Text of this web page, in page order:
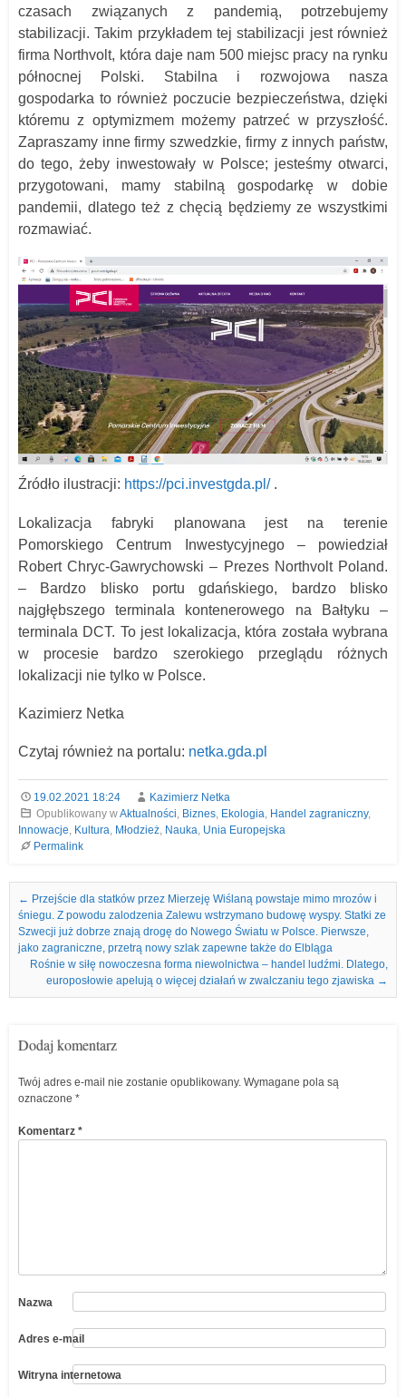
czasach związanych z pandemią, potrzebujemy
stabilizacji. Takim przykładem tej stabilizacji jest również
firma Northvolt, która daje nam 500 miejsc pracy na rynku
północnej Polski. Stabilna i rozwojowa nasza
gospodarka to również poczucie bezpieczeństwa, dzięki
któremu z optymizmem możemy patrzeć w przyszłość.
Zapraszamy inne firmy szwedzkie, firmy z innych państw,
do tego, żeby inwestowały w Polsce; jesteśmy otwarci,
przygotowani, mamy stabilną gospodarkę w dobie
pandemii, dlatego też z chęcią będziemy ze wszystkimi
rozmawiać.
Źródło ilustracji: https://pci.investgda.pl/.
Lokalizacja fabryki planowana jest na terenie
Pomorskiego Centrum Inwestycyjnego – powiedział
Robert Chryc-Gawrychowski – Prezes Northvolt Poland.
– Bardzo blisko portu gdańskiego, bardzo blisko
najgłębszego terminala kontenerowego na Bałtyku –
terminala DCT. To jest lokalizacja, która została wybrana
w procesie bardzo szerokiego przeglądu różnych
lokalizacji nie tylko w Polsce.
Kazimierz Netka
Czytaj również na portalu: netka.gda.pl
19.02.2021 18:24
Kazimierz Netka
Opublikowany wAktualności, Biznes, Ekologia, Handel zagraniczny,
Innowacje, Kultura, Młodzież, Nauka, Unia Europejska
Permalink
Nawigacja we wpisach
← Przejście dla statków przez Mierzeję Wiślaną powstaje mimo mrozów i
śniegu. Z powodu zalodzenia Zalewu wstrzymano budowę wyspy. Statki ze
Szwecji już dobrze znają drogę do Nowego Światu w Polsce. Pierwsze,
jako zagraniczne, przetrą nowy szlak zapewne także do Elbląga
Rośnie w siłę nowoczesna forma niewolnictwa – handel ludźmi. Dlatego,
europosłowie apelują o więcej działań w zwalczaniu tego zjawiska →
Dodaj komentarz
Twój adres e-mail nie zostanie opublikowany. Wymagane pola są
oznaczone *
Komentarz *
Nazwa
Adres e-mail
Witryna internetowa